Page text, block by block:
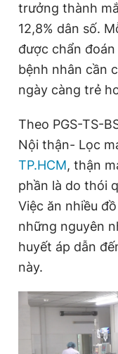
Theo dõi báo trên
Hotline
0906 645 777
Tổng biên tập:
Phó tổng biên tập
Phó tổng biên tập:
Phó tổng biên tập:
Tổng thư ký tòa soạn:
Giấy phép xuất bản số
© 2003-2026 Bản
chép dưới mọi hình
bản. Phát triển bởi
trưởng thành
12,8% dân số.
được chẩn
bệnh nhân cần
ngày càng trẻ
Theo PGS-TS-
Nội thận- Lọc
TP.HCM, thận
phần là do thói
Việc ăn nhiều
những nguyên
huyết áp dẫn
này.